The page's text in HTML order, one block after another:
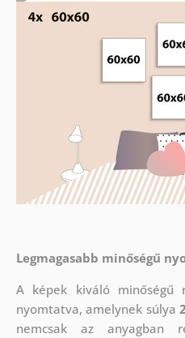
Legmagasabb minőségű
A képek kiváló minőségű
nyomtatva, amelynek súlya
nemcsak az anyagban